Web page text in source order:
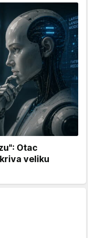
Otac
veliku